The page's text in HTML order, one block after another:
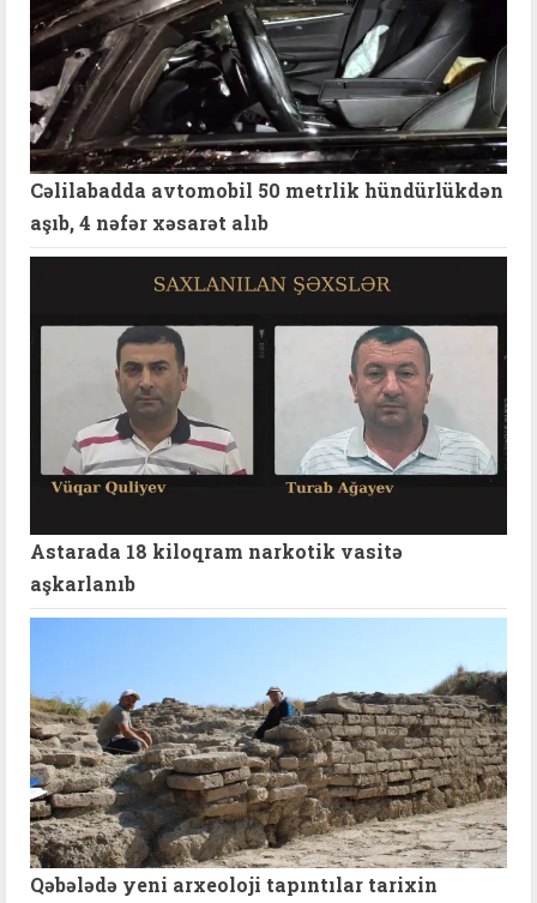
Cəlilabadda avtomobil 50 metrlik hündürlükdən
aşıb, 4 nəfər xəsarət alıb
Astarada 18 kiloqram narkotik vasitə
aşkarlanıb
Qəbələdə yeni arxeoloji tapıntılar tarixin